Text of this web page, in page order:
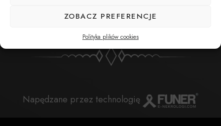
ZOBACZ PREFERENCJE
Polityka plików cookies
Napędzane przez technologię